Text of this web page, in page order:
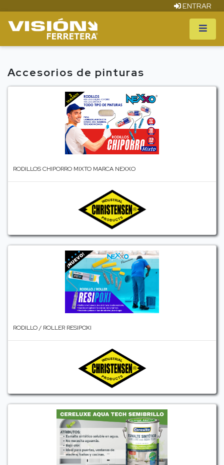
ENTRAR
Accesorios de pinturas
RODILLOS CHIPORRO MIXTO MARCA NEXXO
RODILLO / ROLLER RESIPOXI